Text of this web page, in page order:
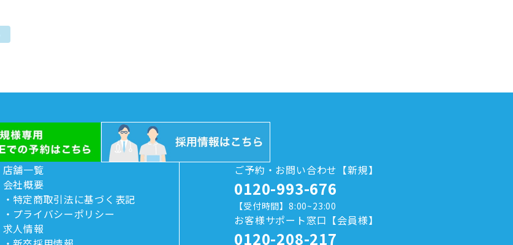
店舗一覧
会社概要
特定商取引法に基づく表記
プライバシーポリシー
求人情報
ご予約・お問い合わせ【新規】
0120-993-676
【受付時間】8:00~23:00
お客様サポート窓口【会員様】
0120-208-217